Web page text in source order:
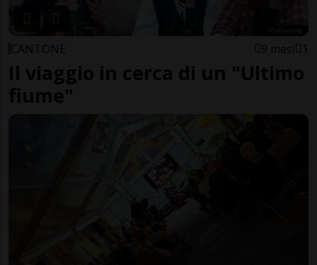
CANTONE 9 mesi 1
Il viaggio in cerca di un "Ultimo
fiume"